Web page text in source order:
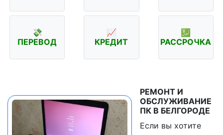
💸
ПЕРЕВОД
📈
КРЕДИТ
💹
РАССРОЧКА
РЕМОНТ И
ОБСЛУЖИВАНИЕ
ПК В БЕЛГОРОДЕ
Если вы хотите